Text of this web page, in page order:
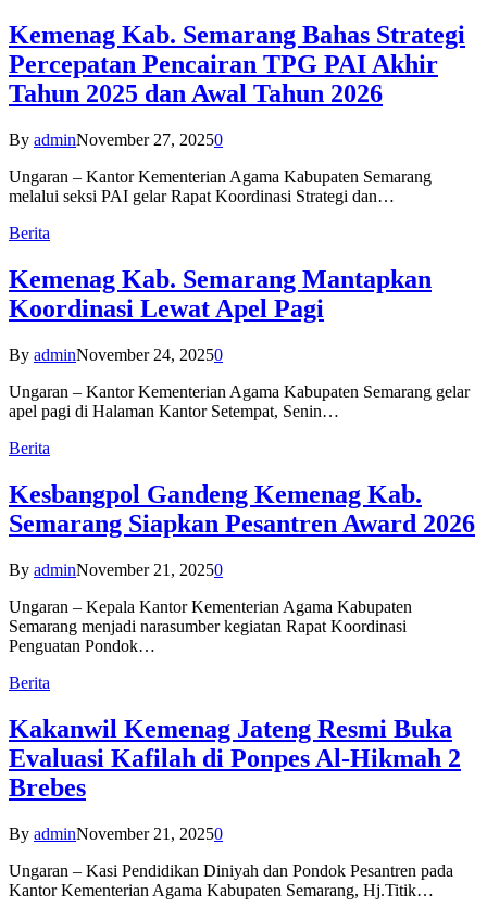
Kemenag Kab. Semarang Bahas Strategi
Percepatan Pencairan TPG PAI Akhir
Tahun 2025 dan Awal Tahun 2026
By adminNovember 27, 20250
Ungaran – Kantor Kementerian Agama Kabupaten Semarang
melalui seksi PAI gelar Rapat Koordinasi Strategi dan…
Berita
Kemenag Kab. Semarang Mantapkan
Koordinasi Lewat Apel Pagi
By adminNovember 24, 20250
Ungaran – Kantor Kementerian Agama Kabupaten Semarang gelar
apel pagi di Halaman Kantor Setempat, Senin…
Berita
Kesbangpol Gandeng Kemenag Kab.
Semarang Siapkan Pesantren Award 2026
By adminNovember 21, 20250
Ungaran – Kepala Kantor Kementerian Agama Kabupaten
Semarang menjadi narasumber kegiatan Rapat Koordinasi
Penguatan Pondok…
Berita
Kakanwil Kemenag Jateng Resmi Buka
Evaluasi Kafilah di Ponpes Al-Hikmah 2
Brebes
By adminNovember 21, 20250
Ungaran – Kasi Pendidikan Diniyah dan Pondok Pesantren pada
Kantor Kementerian Agama Kabupaten Semarang, Hj.Titik…